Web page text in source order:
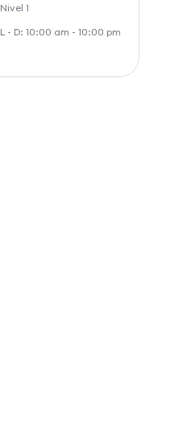
Nivel 1
L - D: 10:00 am - 10:00 pm